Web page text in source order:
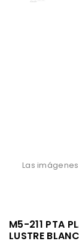
Las
M5-211 PTA
LUSTRE